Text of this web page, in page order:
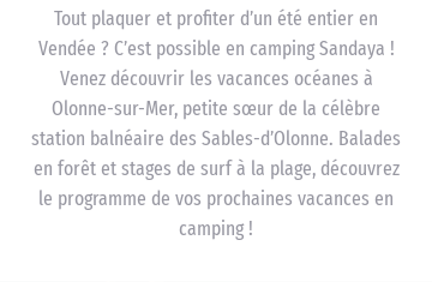
Tout plaquer et profiter d’un été entier en
Vendée ? C’est possible en camping Sandaya !
Venez découvrir les vacances océanes à
Olonne-sur-Mer, petite sœur de la célèbre
station balnéaire des Sables-d’Olonne. Balades
en forêt et stages de surf à la plage, découvrez
le programme de vos prochaines vacances en
camping !